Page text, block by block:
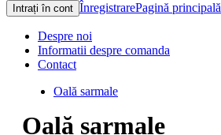
Intrați în cont ÎnregistrarePagină principală
Despre noi
Informatii despre comanda
Contact
Oală sarmale
Oală sarmale